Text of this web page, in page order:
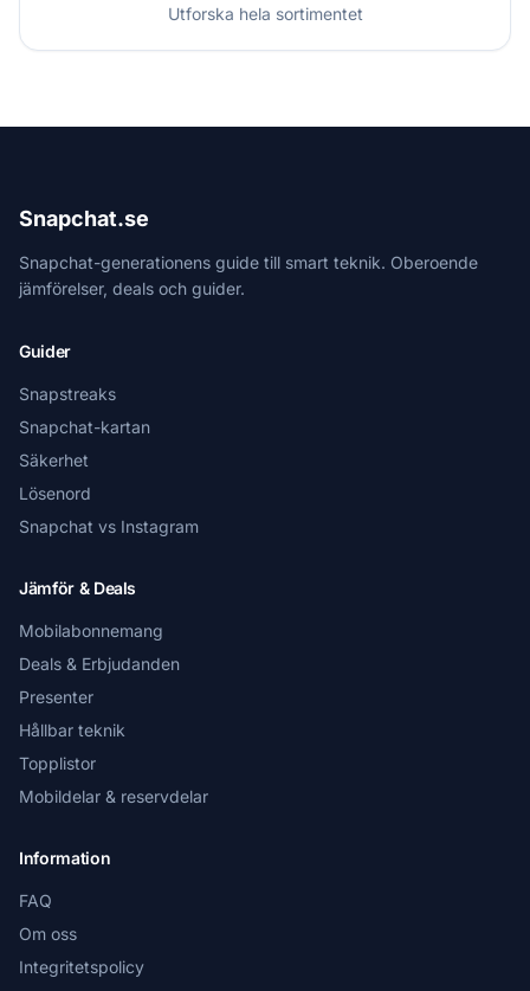
Utforska hela sortimentet
Snapchat.se
Snapchat-generationens guide till smart teknik. Oberoende
jämförelser, deals och guider.
Guider
Snapstreaks
Snapchat-kartan
Säkerhet
Lösenord
Snapchat vs Instagram
Jämför & Deals
Mobilabonnemang
Deals & Erbjudanden
Presenter
Hållbar teknik
Topplistor
Mobildelar & reservdelar
Information
FAQ
Om oss
Integritetspolicy